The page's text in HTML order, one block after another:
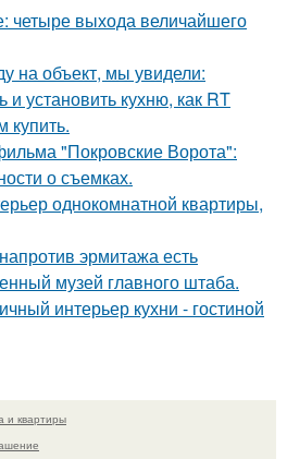
четыре выхода величайшего
на объект, мы увидели:
установить кухню, как RT
купить.
"Покровские Ворота":
о съемках.
однокомнатной квартиры,
эрмитажа есть
музей главного штаба.
интерьер кухни - гостиной
и квартиры